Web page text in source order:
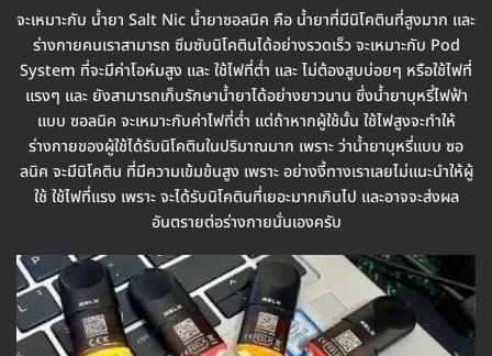
จะเหมาะกับ น้ำยา Salt Nic น้ำยาซอลนิค คือ น้ำยาที่มีนิโคตินที่สูงมาก และ
ร่างกายคนเราสามารถ ซึมซับนิโคตินได้อย่างรวดเร็ว จะเหมาะกับ Pod
System ที่จะมีค่าโอห์มสูง และ ใช้ไฟที่ต่ำ และ ไม่ต้องสูบบ่อยๆ หรือใช้ไฟที่
แรงๆ และ ยังสามารถเก็บรักษาน้ำยาได้อย่างยาวนาน ซึ่งน้ำยาบุหรี่ไฟฟ้า
แบบ ซอลนิค จะเหมาะกับค่าไฟที่ต่ำ แต่ถ้าหากผู้ใช้นั้น ใช้ไฟสูงจะทำให้
ร่างกายของผู้ใช้ได้รับนิโคตินในปริมาณมาก เพราะ ว่าน้ำยาบุหรี่แบบ ซอ
ลนิค จะมีนิโคติน ที่มีความเข้มข้นสูง เพราะ อย่างงี้ทางเราเลยไม่แนะนำให้ผู้
ใช้ ใช้ไฟที่แรง เพราะ จะได้รับนิโคตินที่เยอะมากเกินไป และอาจจะส่งผล
อันตรายต่อร่างกายนั่นเองครับ